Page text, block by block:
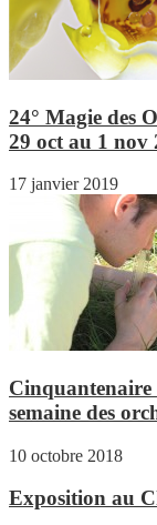
24° Magie des
29 oct au 1 nov
17 janvier 2019
Cinquantenaire
semaine des
10 octobre 2018
Exposition au